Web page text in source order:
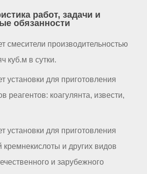
работ, задачи и
обязанности
смесители производительностью
куб.м в сутки.
установки для приготовления
реагентов: коагулянта, извести,
установки для приготовления
кремнекислоты и других видов
и зарубежного